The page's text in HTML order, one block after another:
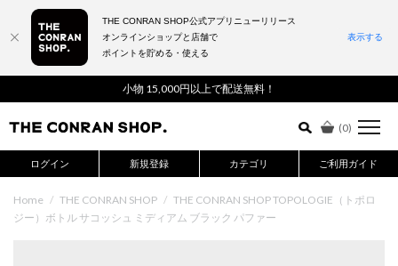
小物 15,000円以上で配送無料！
(0)
ログイン 新規登録 カテゴリ ご利用ガイド
詳細検索はこちら
Home / THE CONRAN SHOP / THE CONRAN SHOP TOPOLOGIE（トポロ
ジー）ボトル サコッシュ ミディアム ブラック パファー
THE CONRAN SHOP公式アプリニューリリース
オンラインショップと店舗で
ポイントを貯める・使える
表示する